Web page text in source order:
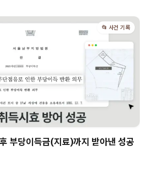
📂 사건 기록
부당이득금(지료)까지 받아낸 성공